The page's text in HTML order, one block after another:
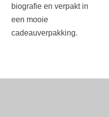
biografie en verpakt in
een mooie
cadeauverpakking.